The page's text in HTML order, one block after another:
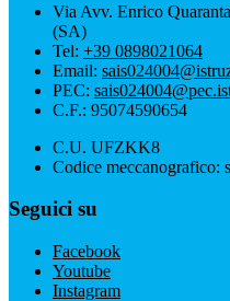
Via Avv. Enrico
(SA)
Tel: +39 0898021064
Email:
PEC:
C.F.: 95074590654
C.U. UFZKK8
Codice meccanografico:
Seguici su
Facebook
Youtube
Instagram